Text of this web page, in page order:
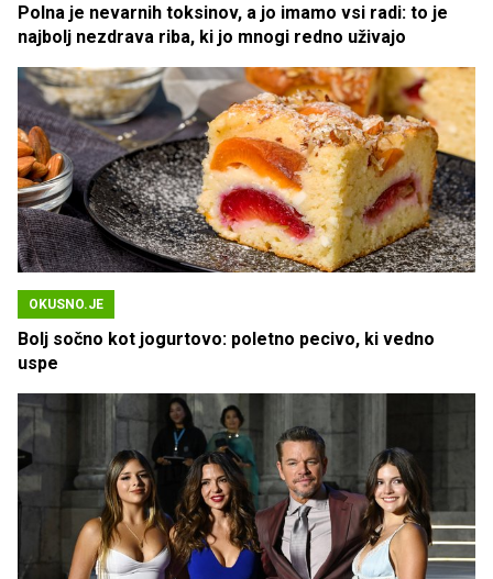
Polna je nevarnih toksinov, a jo imamo vsi radi: to je
najbolj nezdrava riba, ki jo mnogi redno uživajo
OKUSNO.JE
Bolj sočno kot jogurtovo: poletno pecivo, ki vedno
uspe